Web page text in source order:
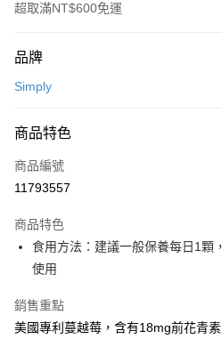
超取滿NT$600免運
信用卡一次付款
LINE Pay
Apple Pay
悠遊付
Google Pay
全盈+PAY
AFTEE先享後付
品牌
Simply
商品特色
商品編號
11793557
商品特色
食用方法：建議一般保養每日1顆
使用
銷售重點
美國專利蔓越莓，含有18mg前花青素